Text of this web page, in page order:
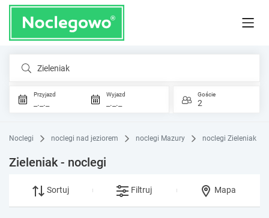
Zieleniak
Przyjazd
_._._
Wyjazd
_._._
Goście
2
Noclegi noclegi nad jeziorem noclegi Mazury noclegi Zieleniak
Zieleniak - noclegi
Sortuj Filtruj Mapa